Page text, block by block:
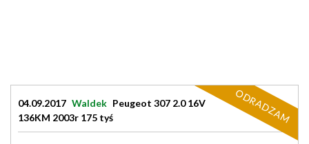
04.09.2017 Waldek Peugeot 307 2.0 16V
136KM 2003r 175 tyś
ODRADZAM